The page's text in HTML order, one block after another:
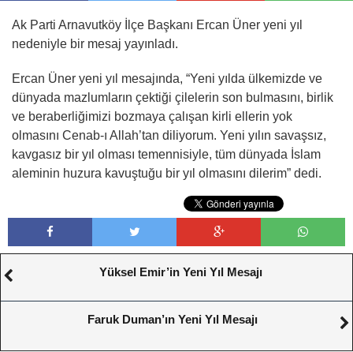
Ak Parti Arnavutköy İlçe Başkanı Ercan Üner yeni yıl
nedeniyle bir mesaj yayınladı.
Ercan Üner yeni yıl mesajında, “Yeni yılda ülkemizde ve
dünyada mazlumların çektiği çilelerin son bulmasını, birlik
ve beraberliğimizi bozmaya çalışan kirli ellerin yok
olmasını Cenab-ı Allah’tan diliyorum. Yeni yılın savaşsız,
kavgasız bir yıl olması temennisiyle, tüm dünyada İslam
aleminin huzura kavuştuğu bir yıl olmasını dilerim” dedi.
Yüksel Emir’in Yeni Yıl Mesajı
Faruk Duman’ın Yeni Yıl Mesajı